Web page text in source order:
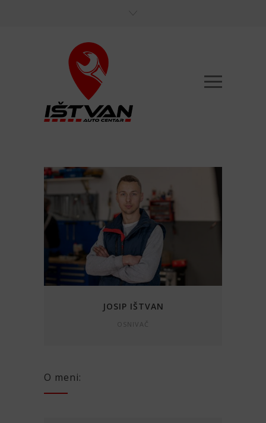
JOSIP IŠTVAN
OSNIVAČ
O meni: